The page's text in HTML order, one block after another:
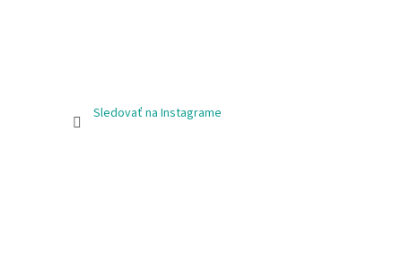
Sledovať na Instagrame